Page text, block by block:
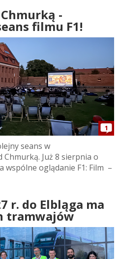
-
filmu F1!
1
seans w
Już 8 sierpnia o
wspólne oglądanie F1: Film –
r. do Elbląga ma
tramwajów